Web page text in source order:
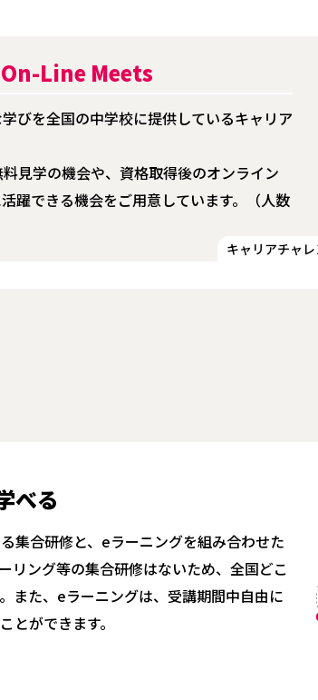
On-Line Meets
びを全国の中学校に提供しているキャリア
見学の機会や、資格取得後のオンライン
躍できる機会をご用意しています。（人数
キャリアチャ
べる
集合研修と、eラーニングを組み合わせた
リング等の集合研修はないため、全国どこ
また、eラーニングは、受講期間中自由に
とができます。